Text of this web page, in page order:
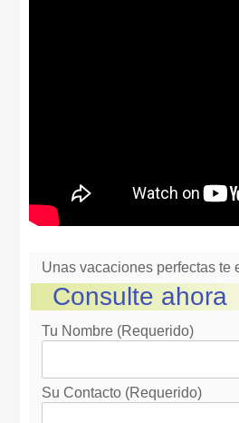
Unas vacaciones perfectas te
Consulte ahora
Tu Nombre (requerido)
Su Contacto (requerido)